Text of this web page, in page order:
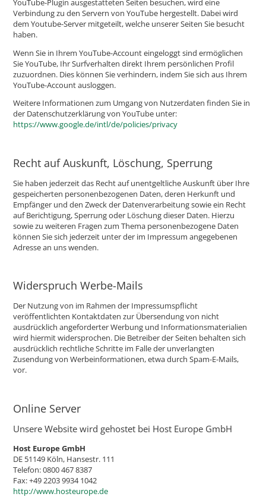
YouTube-Plugin ausgestatteten Seiten besuchen, wird eine
Verbindung zu den Servern von YouTube hergestellt. Dabei wird
dem Youtube-Server mitgeteilt, welche unserer Seiten Sie besucht
haben.
Wenn Sie in Ihrem YouTube-Account eingeloggt sind ermöglichen
Sie YouTube, Ihr Surfverhalten direkt Ihrem persönlichen Profil
zuzuordnen. Dies können Sie verhindern, indem Sie sich aus Ihrem
YouTube-Account ausloggen.
Weitere Informationen zum Umgang von Nutzerdaten finden Sie in
der Datenschutzerklärung von YouTube unter:
https://www.google.de/intl/de/policies/privacy
Recht auf Auskunft, Löschung, Sperrung
Sie haben jederzeit das Recht auf unentgeltliche Auskunft über Ihre
gespeicherten personenbezogenen Daten, deren Herkunft und
Empfänger und den Zweck der Datenverarbeitung sowie ein Recht
auf Berichtigung, Sperrung oder Löschung dieser Daten. Hierzu
sowie zu weiteren Fragen zum Thema personenbezogene Daten
können Sie sich jederzeit unter der im Impressum angegebenen
Adresse an uns wenden.
Widerspruch Werbe-Mails
Der Nutzung von im Rahmen der Impressumspflicht
veröffentlichten Kontaktdaten zur Übersendung von nicht
ausdrücklich angeforderter Werbung und Informationsmaterialien
wird hiermit widersprochen. Die Betreiber der Seiten behalten sich
ausdrücklich rechtliche Schritte im Falle der unverlangten
Zusendung von Werbeinformationen, etwa durch Spam-E-Mails,
vor.
Online Server
Unsere Website wird gehostet bei Host Europe GmbH
Host Europe GmbH
DE 51149 Köln, Hansestr. 111
Telefon: 0800 467 8387
Fax: +49 2203 9934 1042
http://www.hosteurope.de